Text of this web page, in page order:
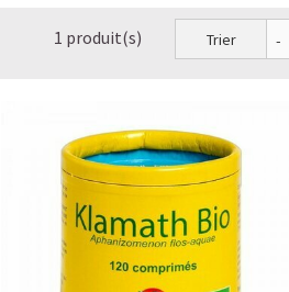
1 produit(s) Trier